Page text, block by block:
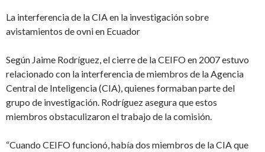
La interferencia de la CIA en la investigación sobre
avistamientos de ovni en Ecuador
Según Jaime Rodríguez, el cierre de la CEIFO en 2007 estuvo
relacionado con la interferencia de miembros de la Agencia
Central de Inteligencia (CIA), quienes formaban parte del
grupo de investigación. Rodríguez asegura que estos
miembros obstaculizaron el trabajo de la comisión.
“Cuando CEIFO funcionó, había dos miembros de la CIA que